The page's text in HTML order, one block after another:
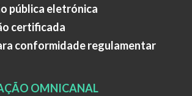
pública eletrónica
certificada
conformidade regulamentar
OMNICANAL